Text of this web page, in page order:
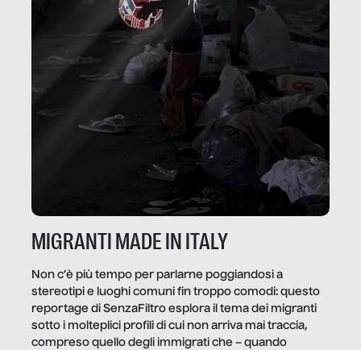
MIGRANTI MADE IN ITALY
Non c’è più tempo per parlarne poggiandosi a
stereotipi e luoghi comuni fin troppo comodi: questo
reportage di SenzaFiltro esplora il tema dei migranti
sotto i molteplici profili di cui non arriva mai traccia,
compreso quello degli immigrati che – quando